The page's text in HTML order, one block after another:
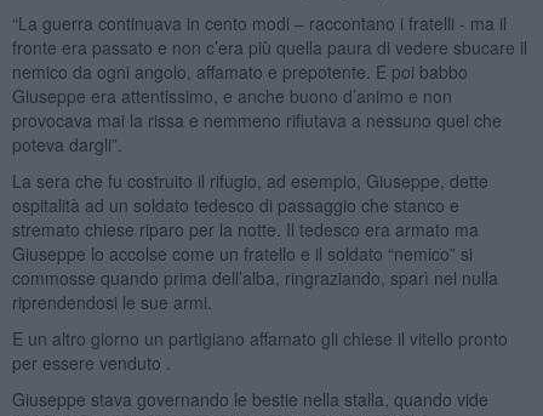
“La guerra continuava in cento modi – raccontano i fratelli - ma il
fronte era passato e non c’era più quella paura di vedere sbucare il
nemico da ogni angolo, affamato e prepotente. E poi babbo
Giuseppe era attentissimo, e anche buono d’animo e non
provocava mai la rissa e nemmeno rifiutava a nessuno quel che
poteva dargli”.
La sera che fu costruito il rifugio, ad esempio, Giuseppe, dette
ospitalità ad un soldato tedesco di passaggio che stanco e
stremato chiese riparo per la notte. Il tedesco era armato ma
Giuseppe lo accolse come un fratello e il soldato “nemico” si
commosse quando prima dell’alba, ringraziando, sparì nel nulla
riprendendosi le sue armi.
E un altro giorno un partigiano affamato gli chiese il vitello pronto
per essere venduto .
Giuseppe stava governando le bestie nella stalla, quando vide